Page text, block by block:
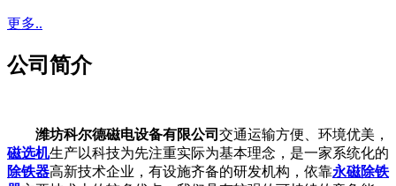
更多..
公司简介
潍坊科尔德磁电设备有限公司 交通运输方便、环境优美，
磁选机生产以科技为先注重实际为基本理念，是一家系统化的
除铁器高新技术企业，有设施齐备的研发机构，依靠永磁除铁